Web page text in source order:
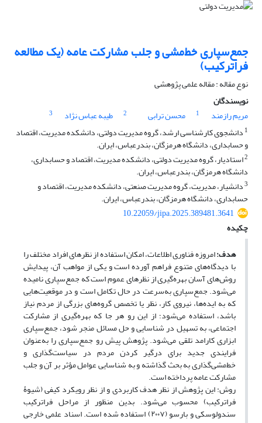
جمع‌‌سپاری خط‌‌مشی و جلب مشارکت عامه (یک مطالعه
فراترکیب)
نوع مقاله : مقاله علمی پژوهشی
نویسندگان
مریم رازمند
1 محسن ترابی 2 طیبه عباس نژاد
3
1 دانشجوی کارشناسی ارشد، گروه مدیریت دولتی، دانشکده مدیریت، اقتصاد
و حسابداری، دانشگاه هرمزگان، بندرعباس، ایران.
2استادیار، گروه مدیریت دولتی، دانشکده مدیریت، اقتصاد و حسابداری،
دانشگاه هرمزگان، بندرعباس، ایران.
3دانشیار، مدیریت، گروه مدیریت صنعتی، دانشکده مدیریت، اقتصاد و
حسابداری، دانشگاه هرمزگان، بندرعباس، ایران.
10.22059/jipa.2025.389481.3641
چکیده
هدف:امروزه فناوری اطلاعات، امکان استفاده از نظرهای افراد مختلف را
با دیدگاه‌های متنوع فراهم آورده است و یکی از مواهب آن، پیدایش
روش‌های آسان بهره‌گیری از نظرهای عموم است که جمع‌‌سپاری نامیده
می‌شود. جمع‌سپاری به‌سرعت در حال تکامل است و در موقعیت‌هایی
که به ایده‌ها، نیروی کار، نظر یا تخصص گروه‌های بزرگی از مردم نیاز
باشد، استفاده می‌شود؛ از این رو هر جا که بهره‌گیری از مشارکت
اجتماعی، به تسهیل در شناسایی و حل مسائل منجر شود، جمع‌سپاری
ابزاری کارامد تلقی می‌شود. پژوهش پیش‌ رو جمع‌سپاری را به‌عنوان
فرایندی جدید برای درگیر کردن مردم در سیاست‌گذاری و
خط‌مشی‌گذاری به بحث گذاشته و به شناسایی عوامل مؤثر بر آن و جلب
مشارکت عامه پرداخته است.
روش: این پژوهش از نظر هدف کاربردی و از نظر رویکرد کیفی (شیوۀ
فراترکیب) محسوب می‌شود. بدین منظور از مراحل فراترکیب
سندولوسکی و بارسو (۲۰۰۷) استفاده شده است. اسناد علمی خارجی